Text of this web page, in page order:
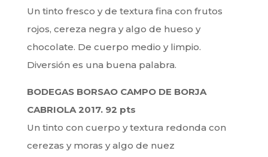
Un tinto fresco y de textura fina con frutos
rojos, cereza negra y algo de hueso y
chocolate. De cuerpo medio y limpio.
Diversión es una buena palabra.
BODEGAS BORSAO CAMPO DE BORJA
CABRIOLA 2017. 92 pts
Un tinto con cuerpo y textura redonda con
cerezas y moras y algo de nuez